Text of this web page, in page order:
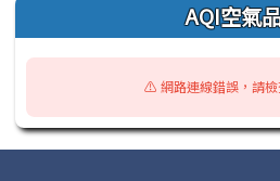
AQI空氣
⚠️ 網路連線錯誤，請檢